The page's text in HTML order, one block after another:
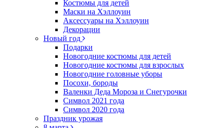
Костюмы для детей
Маски на Хэллоуин
Аксессуары на Хэллоуин
Декорации
Новый год
Подарки
Новогодние костюмы для детей
Новогодние костюмы для взрослых
Новогодние головные уборы
Посохи, бороды
Валенки Деда Мороза и Снегурочки
Символ 2021 года
Символ 2020 года
Праздник урожая